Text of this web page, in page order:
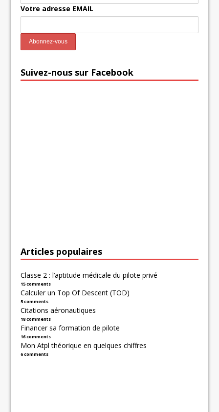
Votre adresse EMAIL
Suivez-nous sur Facebook
Articles populaires
Classe 2 : l’aptitude médicale du pilote privé
15 comments
Calculer un Top Of Descent (TOD)
5 comments
Citations aéronautiques
18 comments
Financer sa formation de pilote
16 comments
Mon Atpl théorique en quelques chiffres
6 comments